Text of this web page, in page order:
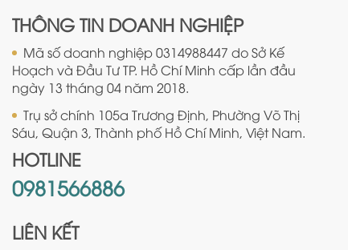
THÔNG TIN DOANH NGHIỆP
Mã số doanh nghiệp 0314988447 do Sở Kế
Hoạch và Đầu Tư TP. Hồ Chí Minh cấp lần đầu
ngày 13 tháng 04 năm 2018.
Trụ sở chính 105a Trương Định, Phường Võ Thị
Sáu, Quận 3, Thành phố Hồ Chí Minh, Việt Nam.
HOTLINE
0981566886
LIÊN KẾT